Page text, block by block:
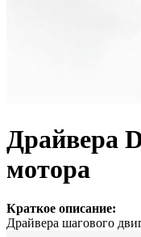
Драйвера
мотора
Краткое описание:
Драйвера шагового